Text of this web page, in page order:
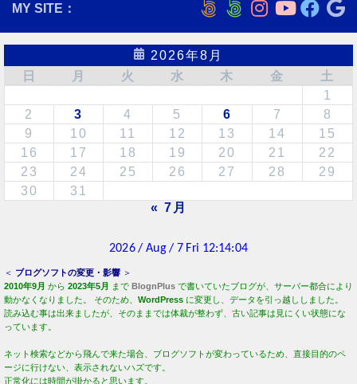
MY SITE：
2026年8月
日
月 火 水 木 金
土
1
2
3 4 5 6 7
8
9
10 11 12 13 14
15
16
17 18 19 20 21
22
23
24 25 26 27 28
29
30
31
« 7月
＜ ブログソフトの変更・影響 ＞
2010年9月 から 2023年5月 まで BlognPlus で書いていたブログが、サーバー都合により
動かなくなりました。 そのため、 WordPress に変更し、データを引っ越ししました。
読み込む事は出来ましたが、そのままでは体裁が整わず、古い記事は見にくい状態にな
っています。
ネット検索などから飛んで来た場合、ブログソフトが変わっているため、直接目的のペ
ージに行けない、表示されないハズです。
正常化には時間が掛かると思います。